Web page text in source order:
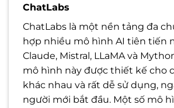
ChatLabs
ChatLabs là một nền tảng đa
hợp nhiều mô hình AI tiên tiến
Claude, Mistral, LLaMA và
mô hình này được thiết kế cho
khác nhau và rất dễ sử dụng,
người mới bắt đầu. Một số mô